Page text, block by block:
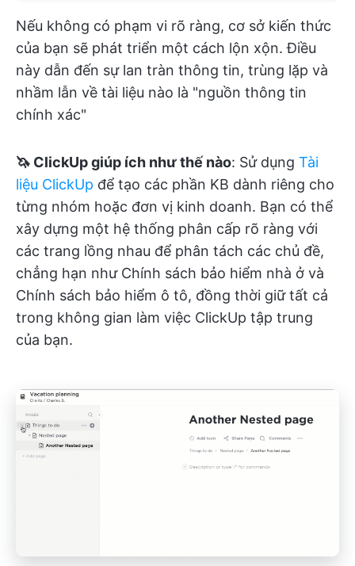
Nếu không có phạm vi rõ ràng, cơ sở kiến thức
của bạn sẽ phát triển một cách lộn xộn. Điều
này dẫn đến sự lan tràn thông tin, trùng lặp và
nhầm lẫn về tài liệu nào là "nguồn thông tin
chính xác"
🦄 ClickUp giúp ích như thế nào: Sử dụng Tài
liệu ClickUp để tạo các phần KB dành riêng cho
từng nhóm hoặc đơn vị kinh doanh. Bạn có thể
xây dựng một hệ thống phân cấp rõ ràng với
các trang lồng nhau để phân tách các chủ đề,
chẳng hạn như Chính sách bảo hiểm nhà ở và
Chính sách bảo hiểm ô tô, đồng thời giữ tất cả
trong không gian làm việc ClickUp tập trung
của bạn.